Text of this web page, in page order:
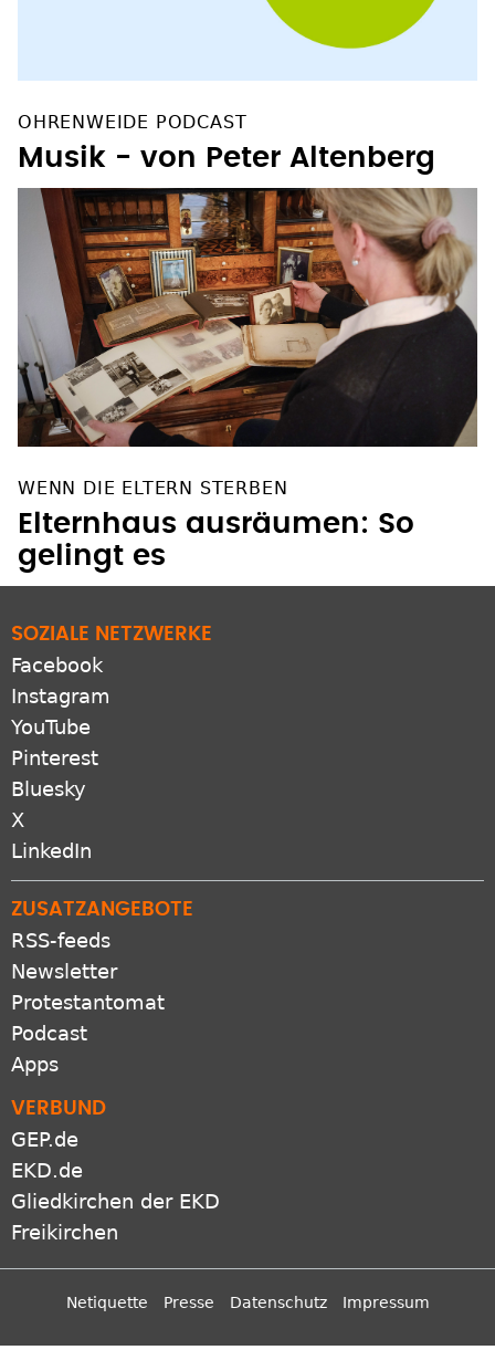
OHRENWEIDE PODCAST
Musik - von Peter Altenberg
WENN DIE ELTERN STERBEN
Elternhaus ausräumen: So
gelingt es
SOZIALE NETZWERKE
Facebook
Instagram
YouTube
Pinterest
Bluesky
X
LinkedIn
ZUSATZANGEBOTE
RSS-feeds
Newsletter
Protestantomat
Podcast
Apps
VERBUND
GEP.de
EKD.de
Gliedkirchen der EKD
Freikirchen
Netiquette Presse Datenschutz Impressum